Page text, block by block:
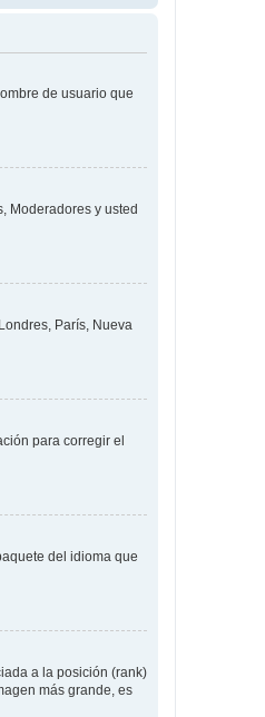
de usuario que
Moderadores y usted
París, Nueva
para corregir el
del idioma que
a la posición (rank)
más grande, es